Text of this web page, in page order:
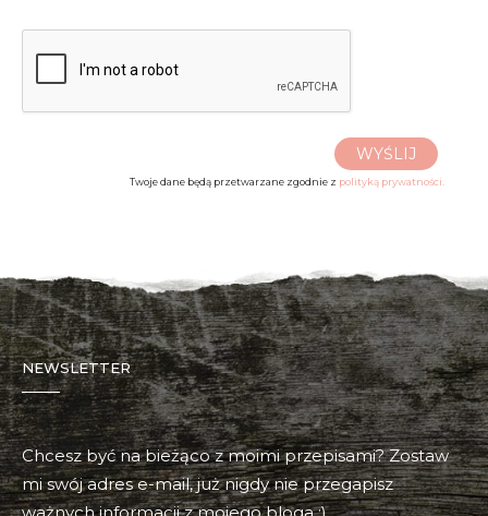
WYŚLIJ
Twoje dane będą przetwarzane zgodnie z polityką prywatności.
NEWSLETTER
Chcesz być na bieżąco z moimi przepisami? Zostaw
mi swój adres e-mail, już nigdy nie przegapisz